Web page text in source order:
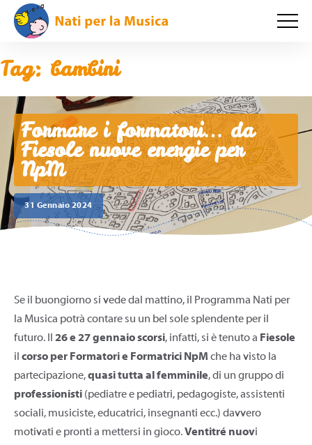
Tag: bambini
Formare i formatori… da
Fiesole nuove energie per
NpM
31 Gennaio 2024
Se il buongiorno si vede dal mattino, il Programma Nati per
la Musica potrà contare su un bel sole splendente per il
futuro. Il 26 e 27 gennaio scorsi, infatti, si è tenuto a Fiesole
il corso per Formatori e Formatrici NpM che ha visto la
partecipazione,quasi tutta al femminile, di un gruppo di
professionisti (pediatre e pediatri, pedagogiste, assistenti
sociali, musiciste, educatrici, insegnanti ecc.) davvero
motivati e pronti a mettersi in gioco.Ventitré nuovi